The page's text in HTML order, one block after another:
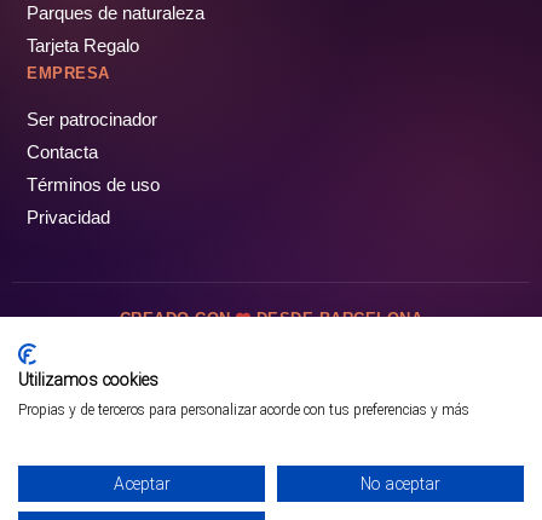
Parques de naturaleza
Tarjeta Regalo
EMPRESA
Ser patrocinador
Contacta
Términos de uso
Privacidad
CREADO CON DESDE BARCELONA
Utilizamos cookies
Propias y de terceros para personalizar acorde con tus preferencias y más
Aceptar No aceptar